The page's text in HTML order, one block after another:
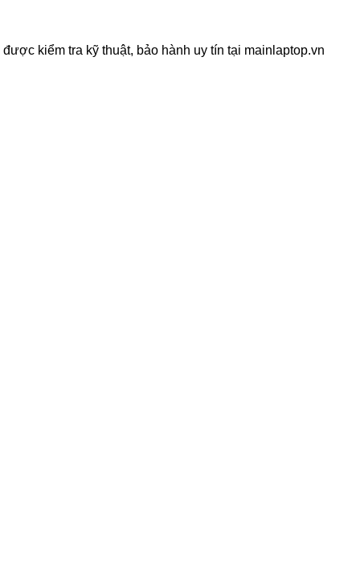
kiểm tra kỹ thuật, bảo hành uy tín tại mainlaptop.vn